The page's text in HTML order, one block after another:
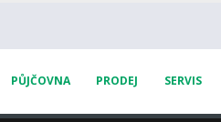
PŮJČOVNA PRODEJ SERVIS